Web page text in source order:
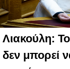
Λιακούλη:
δεν μπορεί